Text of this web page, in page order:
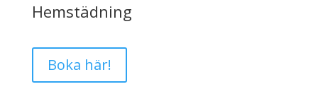
Hemstädning
Boka här!